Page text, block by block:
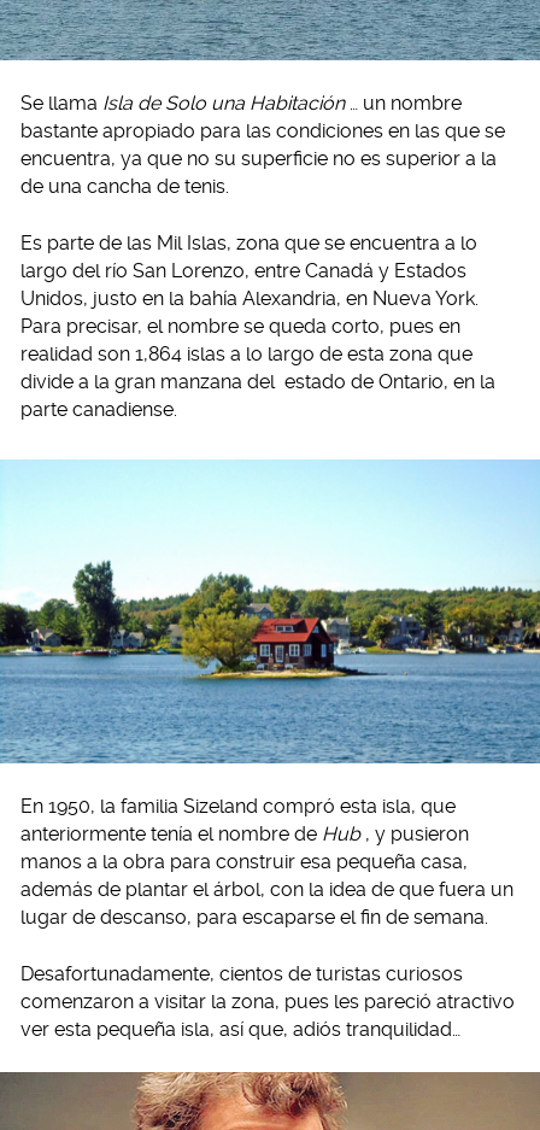
Se llama Isla de Solo una Habitación
… un nombre
bastante apropiado para las condiciones en las que se
encuentra, ya que no su superficie no es superior a la
de una cancha de tenis.
Es parte de las Mil Islas, zona que se encuentra a lo
largo del río San Lorenzo, entre Canadá y Estados
Unidos, justo en la bahía Alexandria, en Nueva York.
Para precisar, el nombre se queda corto, pues en
realidad son 1,864 islas a lo largo de esta zona que
divide a la gran manzana del estado de Ontario, en la
parte canadiense.
En 1950, la familia Sizeland compró esta isla, que
anteriormente tenía el nombre de Hub , y pusieron
manos a la obra para construir esa pequeña casa,
además de plantar el árbol, con la idea de que fuera un
lugar de descanso, para escaparse el fin de semana.
Desafortunadamente, cientos de turistas curiosos
comenzaron a visitar la zona, pues les pareció atractivo
ver esta pequeña isla, así que, adiós tranquilidad…